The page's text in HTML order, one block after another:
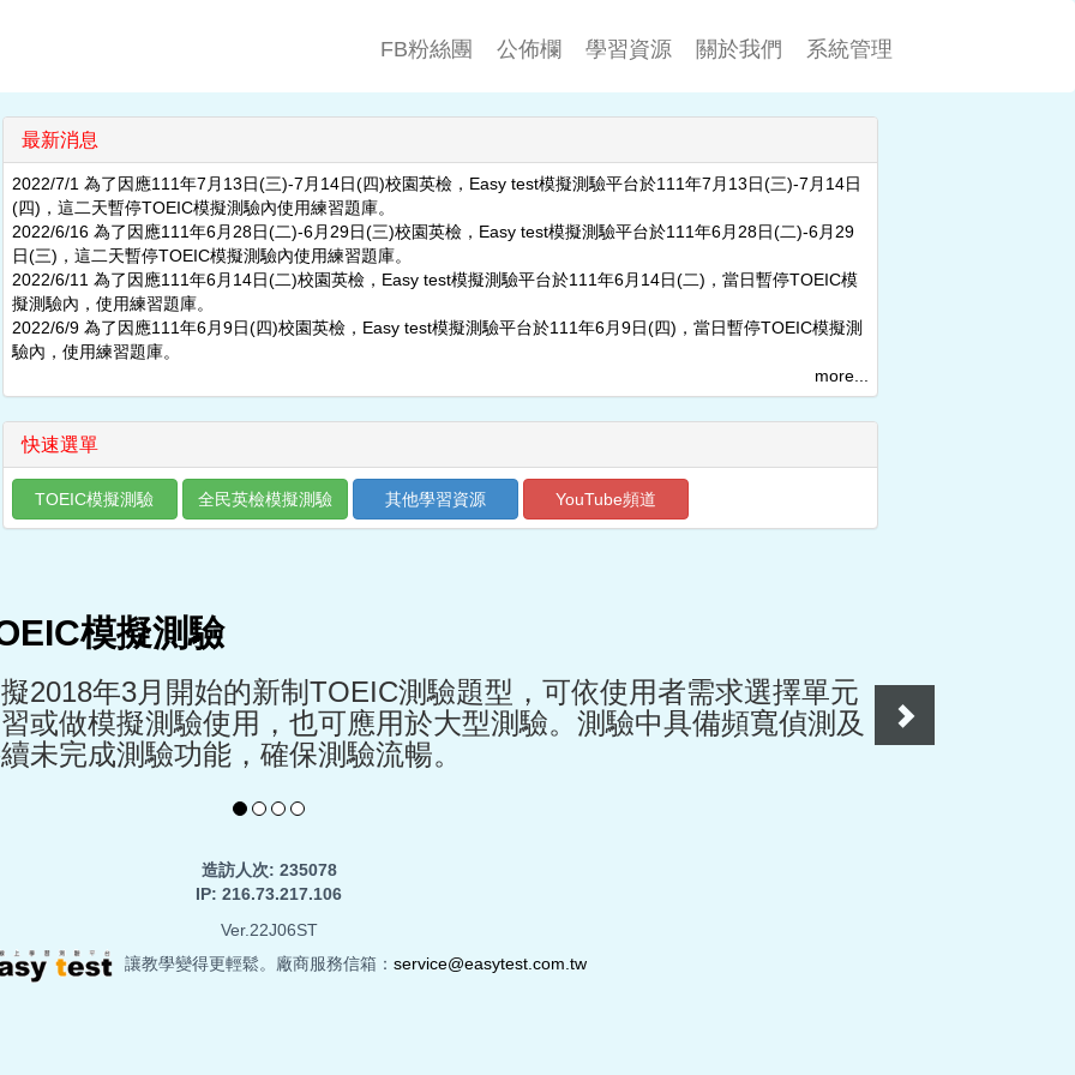
FB粉絲團 公佈欄 學習資源 關於我們 系統管理
最新消息
2022/7/1 為了因應111年7月13日(三)-7月14日(四)校園英檢，Easy test模擬測驗平台於111年7月13日(三)-7月14日
(四)，這二天暫停TOEIC模擬測驗內使用練習題庫。
2022/6/16 為了因應111年6月28日(二)-6月29日(三)校園英檢，Easy test模擬測驗平台於111年6月28日(二)-6月29
日(三)，這二天暫停TOEIC模擬測驗內使用練習題庫。
2022/6/11 為了因應111年6月14日(二)校園英檢，Easy test模擬測驗平台於111年6月14日(二)，當日暫停TOEIC模
擬測驗內，使用練習題庫。
2022/6/9 為了因應111年6月9日(四)校園英檢，Easy test模擬測驗平台於111年6月9日(四)，當日暫停TOEIC模擬測
驗內，使用練習題庫。
more...
快速選單
TOEIC模擬測驗 全民英檢模擬測驗 其他學習資源 YouTube頻道
模擬測驗
2018年3月開始的新制TOEIC測驗題型，可依使用者需求選擇單元
或做模擬測驗使用，也可應用於大型測驗。測驗中具備頻寬偵測及
未完成測驗功能，確保測驗流暢。
造訪人次: 235078
IP: 216.73.217.106
Ver.22J06ST
讓教學變得更輕鬆。廠商服務信箱： service@easytest.com.tw